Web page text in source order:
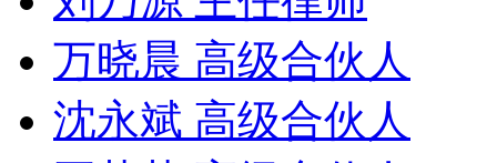
万晓晨 高级合伙人
沈永斌 高级合伙人